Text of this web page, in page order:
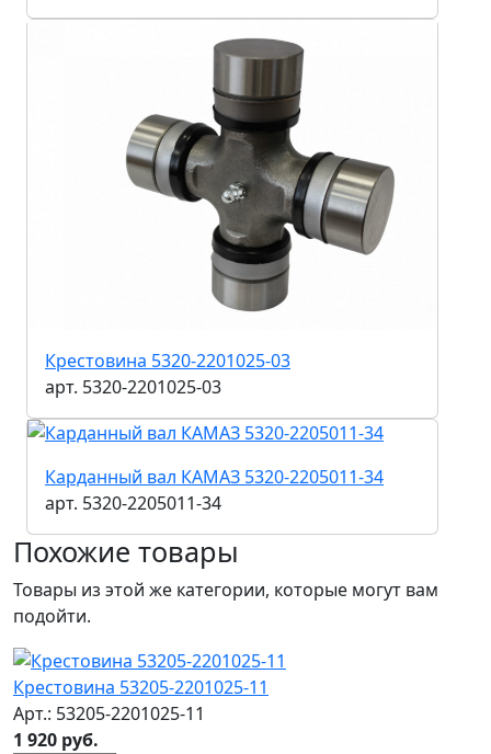
Крестовина 5320-2201025-03
арт. 5320-2201025-03
Карданный вал КАМАЗ 5320-2205011-34
арт. 5320-2205011-34
Похожие товары
Товары из этой же категории, которые могут вам
подойти.
Крестовина 53205-2201025-11
Арт.: 53205-2201025-11
1 920 руб.